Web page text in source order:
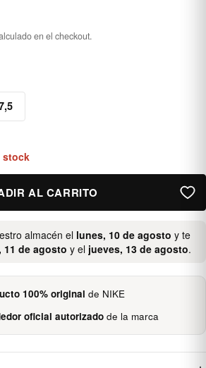
en el checkout.
stock
AL CARRITO
almacén el lunes, 10 de agosto y te
11 de agosto y el jueves, 13 de agosto.
100% original de NIKE
oficial autorizadode la marca